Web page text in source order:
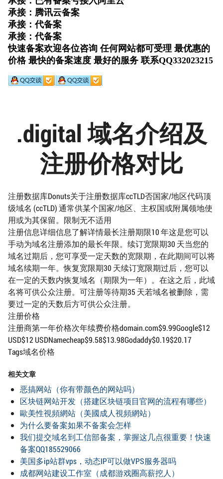
.digital 域名介绍及
注册价格对比
注册数据库Donuts关于注册数据库ccTLD否国家/地区代码顶
级域名 (ccTLD) 通常供某个国家/地区、主权国或附属领地使
用或为其保留。限制无不适用
注册信息详细信息了解详情最长注册期限10 年这是您可以
手动为域名注册添加的最长年限。续订宽限期30 天当您的
域名过期后，您可享受一定天数的宽限期，在此期间可以将
域名续期一年。恢复宽限期30 天续订宽限期过后，您可以
在一定的天数内恢复域名（期限为一年）。在这之后，此域
名将可供公众注册。可注册等待期35 天若域名被删除，需
要过一定的天数后方可供公众注册。
注册价格
注册商第一年价格次年续费价格domain.com$9.99Google$12
USD$12 USDNamecheap$9.58$13.98Godaddy$0.19$20.17
Tags域名价格
相关文章
恶搞网站（你有带颜色的网站吗）
区块链网站开发（搭建区块链项目官网的流程有哪些）
歐美性視頻網站（美國成人視頻網站）
为什么要备案如果不备案会怎样
我们提交域名到工信部备案，掌握这几点很重要！快速
备案QQ185529066
美国多ip站群vps，动态IP可以做VPS服务器吗
成都网站建设工作室（成都游戏圈高薪挖人）